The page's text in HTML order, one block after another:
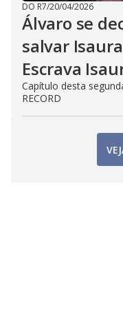
DO R7/20/04/2026
Álvaro se
salvar
Escrava
Capítulo desta
RECORD